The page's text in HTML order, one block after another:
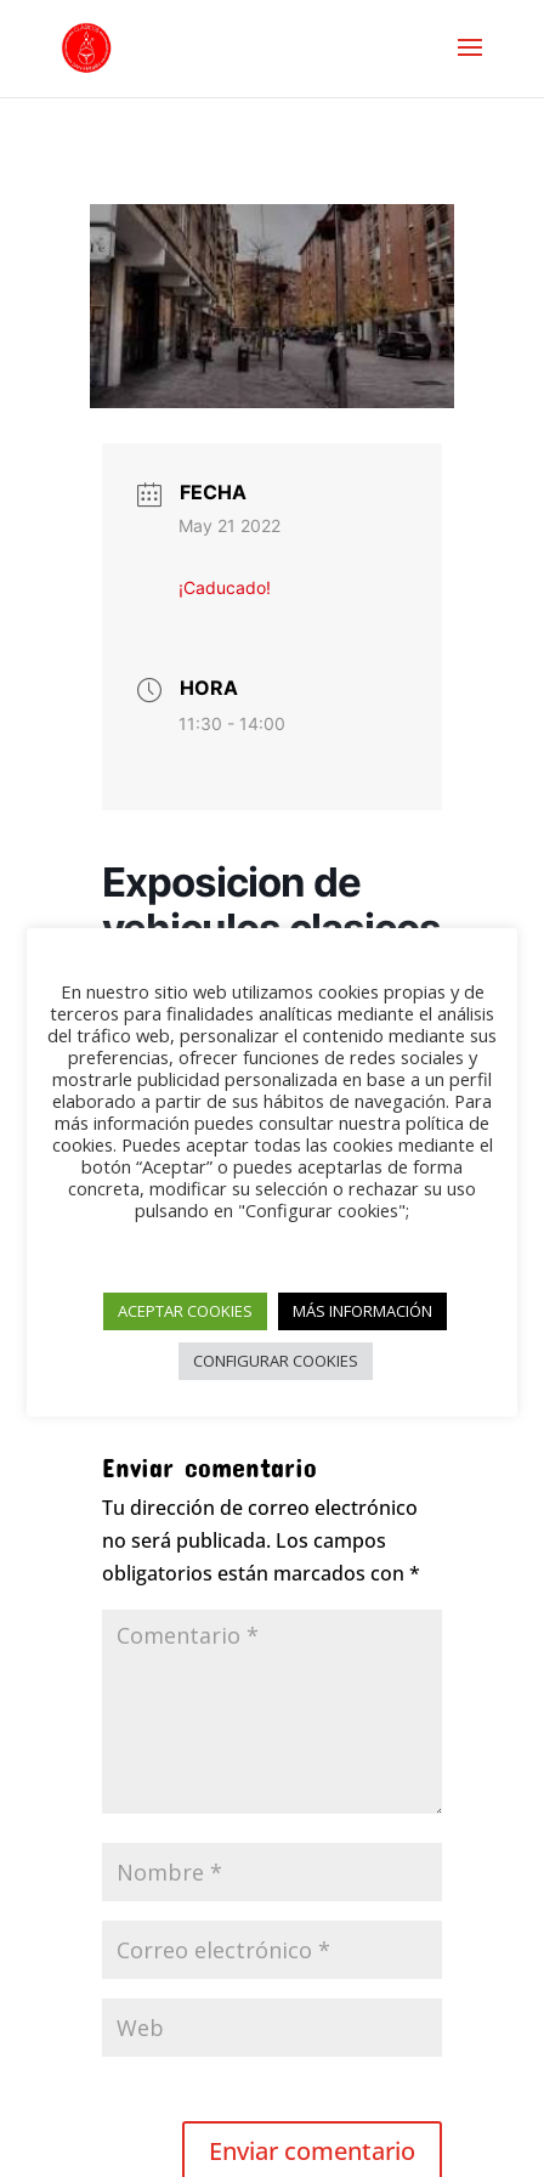
FECHA
May 21 2022
¡Caducado!
HORA
11:30 - 14:00
Exposicion de
vehiculos clasicos
en martin
azpilicueta
El dia 21 de Mayo se organiza una
exposicion de vehiculos clasicos en
colaboración con la asociacion de
comerciantes,el evento sera de 11,30 a 14
horas
Enviar comentario
Tu dirección de correo electrónico
no será publicada. Los campos
obligatorios están marcados con *
En nuestro sitio web utilizamos cookies propias y de
terceros para finalidades analíticas mediante el análisis
del tráfico web, personalizar el contenido mediante sus
preferencias, ofrecer funciones de redes sociales y
mostrarle publicidad personalizada en base a un perfil
elaborado a partir de sus hábitos de navegación. Para
más información puedes consultar nuestra política de
cookies. Puedes aceptar todas las cookies mediante el
botón “Aceptar” o puedes aceptarlas de forma
concreta, modificar su selección o rechazar su uso
pulsando en "Configurar cookies";
ACEPTAR COOKIES MÁS INFORMACIÓN
CONFIGURAR COOKIES